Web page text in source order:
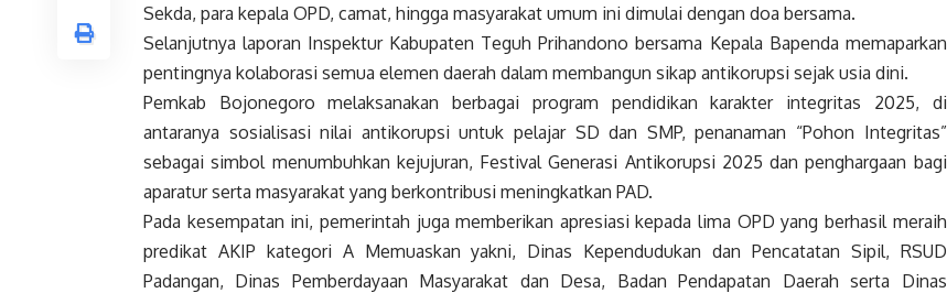
Sekda, para kepala OPD, camat, hingga masyarakat umum ini dimulai dengan doa bersama.
Selanjutnya laporan Inspektur Kabupaten Teguh Prihandono bersama Kepala Bapenda memaparkan
pentingnya kolaborasi semua elemen daerah dalam membangun sikap antikorupsi sejak usia dini.
Pemkab Bojonegoro melaksanakan berbagai program pendidikan karakter integritas 2025, di
antaranya sosialisasi nilai antikorupsi untuk pelajar SD dan SMP, penanaman “Pohon Integritas”
sebagai simbol menumbuhkan kejujuran, Festival Generasi Antikorupsi 2025 dan penghargaan bagi
aparatur serta masyarakat yang berkontribusi meningkatkan PAD.
Pada kesempatan ini, pemerintah juga memberikan apresiasi kepada lima OPD yang berhasil meraih
predikat AKIP kategori A Memuaskan yakni, Dinas Kependudukan dan Pencatatan Sipil, RSUD
Padangan, Dinas Pemberdayaan Masyarakat dan Desa, Badan Pendapatan Daerah serta Dinas